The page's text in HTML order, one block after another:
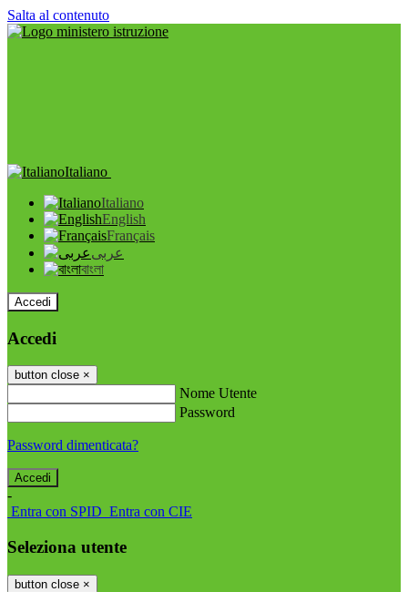
Salta al contenuto
Italiano
Italiano
English
Français
عربى
বাংলা
Accedi
Accedi
button close ×
Nome Utente
Password
Password dimenticata?
-
Entra con SPID Entra con CIE
Seleziona utente
button close ×